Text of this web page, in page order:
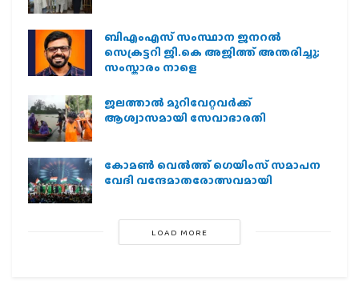
ബിഎംഎസ് സംസ്ഥാന ജനറൽ
സെക്രട്ടറി ജി.കെ അജിത്ത് അന്തരിച്ചു;
സംസ്കാരം നാളെ
ജലത്താല്‍ മുറിവേറ്റവര്‍ക്ക്
ആശ്വാസമായി സേവാഭാരതി
കോമൺ വെൽത്ത് ഗെയിംസ് സമാപന
വേദി വന്ദേമാതരോത്സവമായി
LOAD MORE